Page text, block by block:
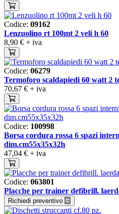
Codice: 09162
Lenzuolino rt 100mt 2 veli h 60
8,90 € + iva
Codice: 06279
Termoforo scaldapiedi 60 watt 2
70,67 € + iva
Codice: 100998
Borsa cordura rossa 6 spazi
dim.cm55x35x32h
47,04 € + iva
Codice: 063801
Placche per trainer defibrill.
Richiedi preventivo